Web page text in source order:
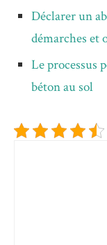
Déclarer un
démarches et
Le processus
béton au sol